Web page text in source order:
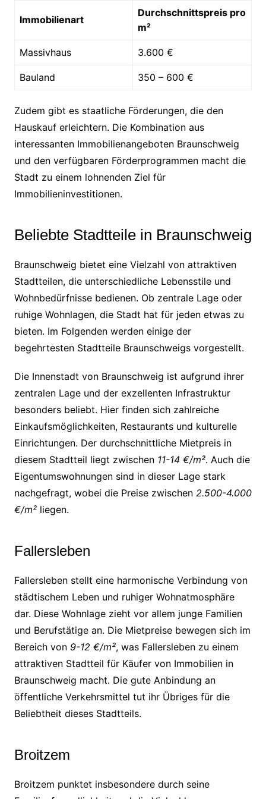
Immobilienart
Durchschnittspreis pro
m²
Massivhaus 3.600 €
Bauland 350 – 600 €
Zudem gibt es staatliche Förderungen, die den
Hauskauf erleichtern. Die Kombination aus
interessanten Immobilienangeboten Braunschweig
und den verfügbaren Förderprogrammen macht die
Stadt zu einem lohnenden Ziel für
Immobilieninvestitionen.
Beliebte Stadtteile in Braunschweig
Braunschweig bietet eine Vielzahl von attraktiven
Stadtteilen, die unterschiedliche Lebensstile und
Wohnbedürfnisse bedienen. Ob zentrale Lage oder
ruhige Wohnlagen, die Stadt hat für jeden etwas zu
bieten. Im Folgenden werden einige der
begehrtesten Stadtteile Braunschweigs vorgestellt.
Die Innenstadt von Braunschweig ist aufgrund ihrer
zentralen Lage und der exzellenten Infrastruktur
besonders beliebt. Hier finden sich zahlreiche
Einkaufsmöglichkeiten, Restaurants und kulturelle
Einrichtungen. Der durchschnittliche Mietpreis in
diesem Stadtteil liegt zwischen 11-14 €/m². Auch die
Eigentumswohnungen sind in dieser Lage stark
nachgefragt, wobei die Preise zwischen 2.500-4.000
€/m²liegen.
Fallersleben
Fallersleben stellt eine harmonische Verbindung von
städtischem Leben und ruhiger Wohnatmosphäre
dar. Diese Wohnlage zieht vor allem junge Familien
und Berufstätige an. Die Mietpreise bewegen sich im
Bereich von 9-12 €/m², was Fallersleben zu einem
attraktiven Stadtteil für Käufer von Immobilien in
Braunschweig macht. Die gute Anbindung an
öffentliche Verkehrsmittel tut ihr Übriges für die
Beliebtheit dieses Stadtteils.
Broitzem
Broitzem punktet insbesondere durch seine